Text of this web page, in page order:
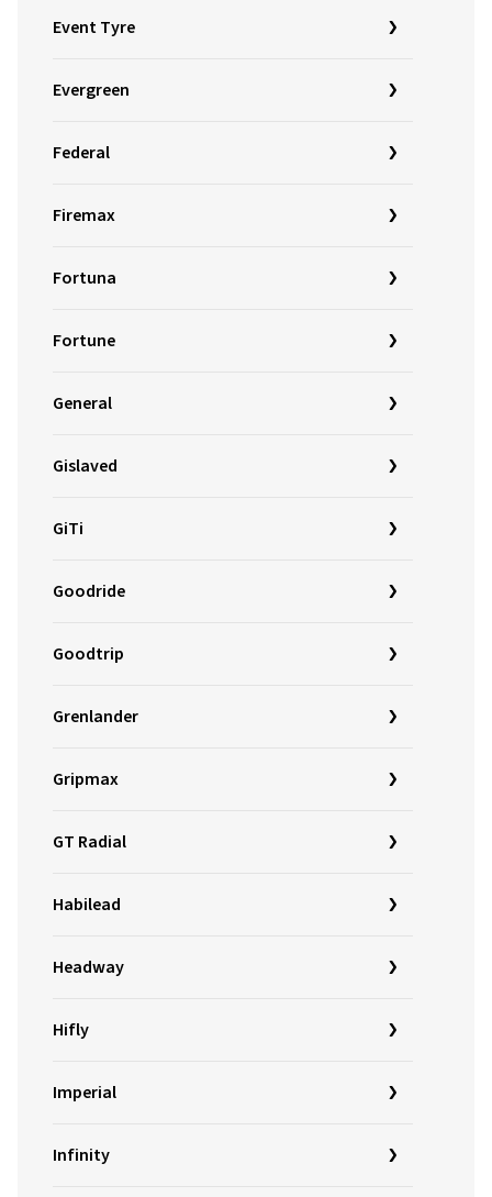
Event Tyre
Evergreen
Federal
Firemax
Fortuna
Fortune
General
Gislaved
GiTi
Goodride
Goodtrip
Grenlander
Gripmax
GT Radial
Habilead
Headway
Hifly
Imperial
Infinity